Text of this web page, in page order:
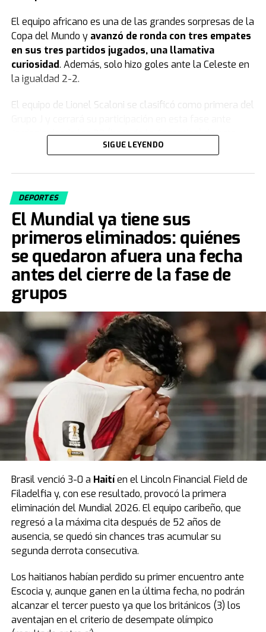
El equipo africano es una de las grandes sorpresas de la
Copa del Mundo y avanzó de ronda con tres empates
en sus tres partidos jugados, una llamativa
curiosidad. Además, solo hizo goles ante la Celeste en
la igualdad 2-2.
El equipo de Lionel Scaloni se clasificó como primera del
Jordania desde las 23 (hora de la Argentina) de este
Uruguay quedó eliminado del Mundial
2026
Luego de su derrota ante España por 1-0 y en medio de
un clima de tensión interna,la selección de Uruguay
quedó como tercera de su grupo y eliminada del
Mundial. El equipo de Marcelo Bielsa sumó solo dos
puntos y no le alcanzó para meterse entre los mejores
terceros.
Durante el partido ocurrió un momento insólito:
sacó a Fernando Muslera en el entretiempo luego
de un grosero error que terminó en el único gol del
encuentro.
Fuente: TN
SIGUE LEYENDO
DEPORTES
El Mundial ya tiene sus
primeros eliminados: quiénes
se quedaron afuera una fecha
antes del cierre de la fase de
grupos
Brasil venció 3-0 a Haitíen el Lincoln Financial Field de
Filadelfia y, con ese resultado, provocó la primera
eliminación del Mundial 2026. El equipo caribeño, que
regresó a la máxima cita después de 52 años de
ausencia, se quedó sin chances tras acumular su
segunda derrota consecutiva.
Los haitianos habían perdido su primer encuentro ante
Escocia y, aunque ganen en la última fecha, no podrán
alcanzar el tercer puesto ya que los británicos (3) los
aventajan en el criterio de desempate olímpico